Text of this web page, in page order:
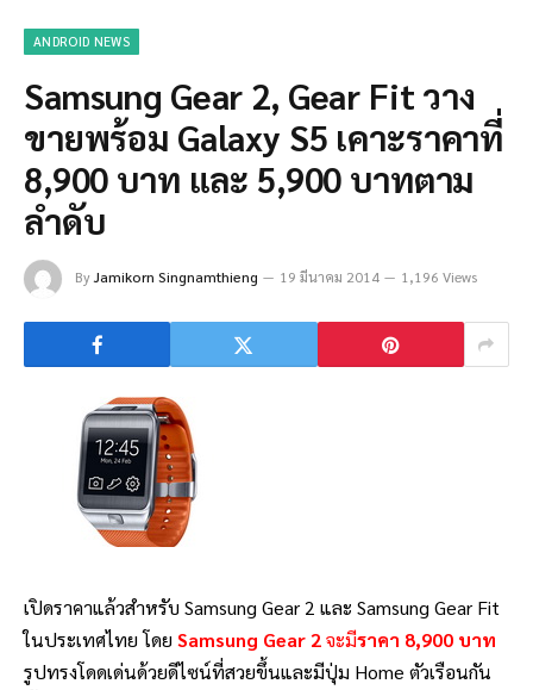
ANDROID NEWS
Samsung Gear 2, Gear Fit วาง
ขายพร้อม Galaxy S5 เคาะราคาที่
8,900 บาท และ 5,900 บาทตาม
ลำดับ
ByJamikorn Singnamthieng 19 มีนาคม 2014 1,196 Views
เปิดราคาแล้วสำหรับ Samsung Gear 2 และ Samsung Gear Fit
ในประเทศไทย โดย Samsung Gear 2จะมีราคา 8,900 บาท
รูปทรงโดดเด่นด้วยดีไซน์ที่สวยขึ้นและมีปุ่ม Home ตัวเรือนกัน